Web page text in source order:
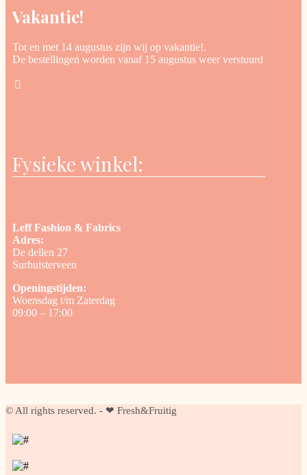
Vakantie!
Tot en met 14 augustus zijn wij op vakantie!.
De bestellingen worden vanaf 15 augustus weer verstuurd
Fysieke winkel:
Leff Fashion & Fabrics
Adres:
De dellen 27
Surhuisterveen
Openingstijden:
Woensdag t/m Zaterdag
09:00 – 17:00
© All rights reserved. - ❤ Fresh&Fruitig